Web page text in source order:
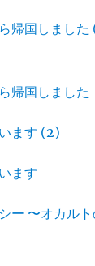
帰国しまし
帰国しました
ます (2)
ます
ー 〜オカル